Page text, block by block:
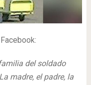
del soldado
madre, el padre, la